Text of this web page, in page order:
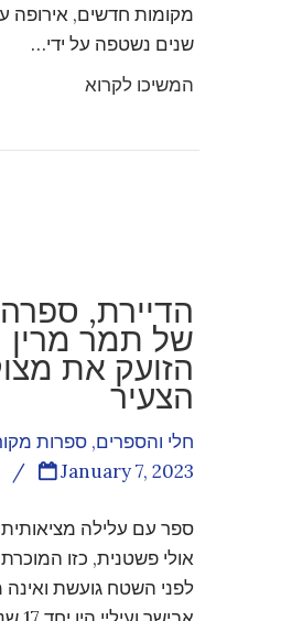
מקומות חדשים, אירופה
שנים נשטפה על ידי…
המשיכו לקרוא
הדיירת, ספרה
של תמר מרין
הזועק את
הצעיר
חלי והספרים, ספרות
/ January 7, 2023
ספר עם עלילה מציאותית
אולי פשטנית, כזו
לפני השטח גועשת